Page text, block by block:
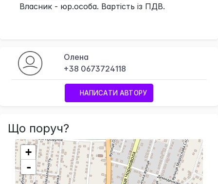
Власник - юр.особа. Вартість із ПДВ.
Олена
+38 0673724118
НАПИСАТИ АВТОРУ
Що поруч?
+
-